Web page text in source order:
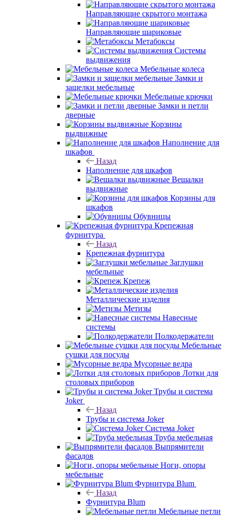
Направляющие скрытого монтажа
Направляющие шариковые
Метабоксы
Системы
выдвижения
Мебельные колеса
Замки и
защелки мебельные
Мебельные крючки
Замки и петли
дверные
Корзины
выдвижные
Наполнение для
шкафов
Назад
Наполнение для шкафов
Вешалки
выдвижные
Корзины для
шкафов
Обувницы
Крепежная
фурнитура
Назад
Крепежная фурнитура
Заглушки
мебельные
Крепеж
Металлические изделия
Метизы
Навесные
системы
Полкодержатели
Мебельные
сушки для посуды
Мусорные ведра
Лотки для
столовых приборов
Трубы и система
Joker
Назад
Трубы и система Joker
Система Joker
Труба мебельная
Выпрямители
фасадов
Ноги, опоры
мебельные
Фурнитура Blum
Назад
Фурнитура Blum
Мебельные петли